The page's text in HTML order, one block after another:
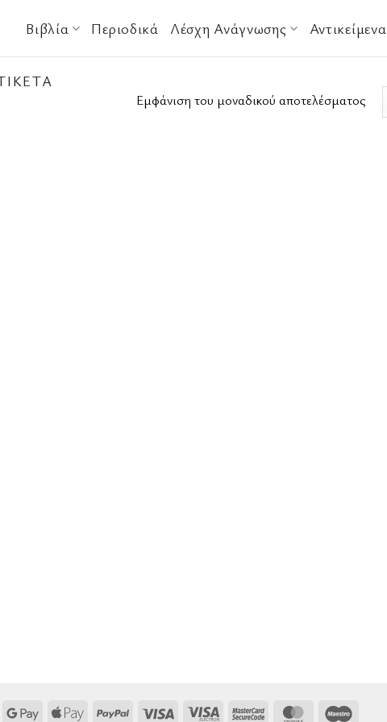
Βιβλία Περιοδικά Λέσχη Ανάγνωσης Αντικείμενα
Εμφάνιση του μοναδικού αποτελέσματος
Google Apple
PayPal Visa
Visa
MasterCardMasterCard